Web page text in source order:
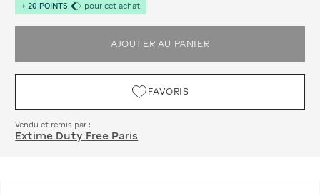
+ 20 POINTS pour cet achat
AJOUTER AU PANIER
FAVORIS
Vendu et remis par :
Extime Duty Free Paris